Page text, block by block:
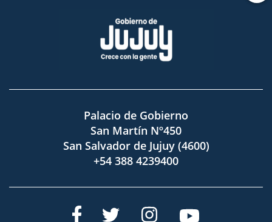
Palacio de Gobierno
San Martín Nº450
San Salvador de Jujuy (4600)
+54 388 4239400